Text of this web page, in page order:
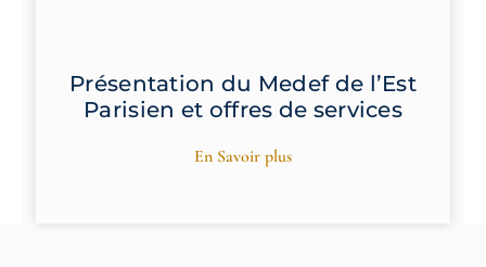
Présentation du Medef de l’Est
Parisien et offres de services
En Savoir plus